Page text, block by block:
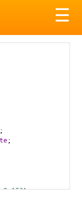
☰
;
,0,153);